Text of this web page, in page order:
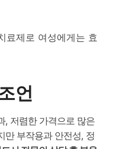
료제로 여성에게는 효
언
, 저렴한 가격으로 많은
만 부작용과 안전성, 정